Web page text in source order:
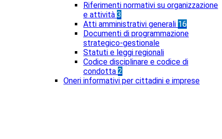
Riferimenti normativi su organizzazione
e attività 3
Atti amministrativi generali 16
Documenti di programmazione
strategico-gestionale
Statuti e leggi regionali
Codice disciplinare e codice di
condotta 2
Oneri informativi per cittadini e imprese